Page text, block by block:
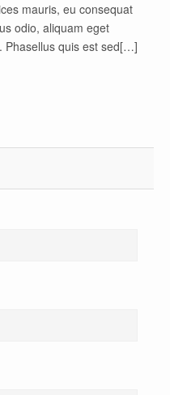
mauris, eu consequat
odio, aliquam eget
Phasellus quis est sed[…]